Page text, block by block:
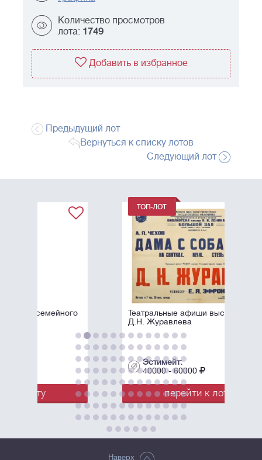
Количество просмотров
лота: 1749
Добавить в избранное
Предыдущий лот
Вернуться к списку лотов
Следующий лот
Театральные афиши выступлений
Эстимейт:
40000 - 60000
перейти к лоту
Наверх